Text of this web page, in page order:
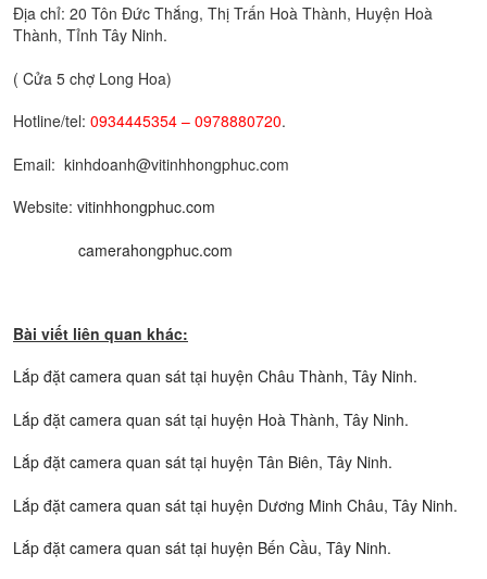
Địa chỉ: 20 Tôn Đức Thắng, Thị Trấn Hoà Thành, Huyện Hoà
Thành, Tỉnh Tây Ninh.
( Cửa 5 chợ Long Hoa)
Hotline/tel: 0934445354 – 0978880720.
Email: kinhdoanh@vitinhhongphuc.com
Website: vitinhhongphuc.com
camerahongphuc.com
Bài viết liên quan khác:
Lắp đặt camera quan sát tại huyện Châu Thành, Tây Ninh.
Lắp đặt camera quan sát tại huyện Hoà Thành, Tây Ninh.
Lắp đặt camera quan sát tại huyện Tân Biên, Tây Ninh.
Lắp đặt camera quan sát tại huyện Dương Minh Châu, Tây Ninh.
Lắp đặt camera quan sát tại huyện Bến Cầu, Tây Ninh.